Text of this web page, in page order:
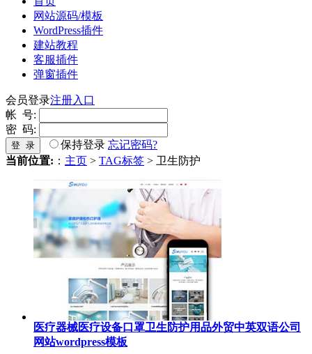
网站源码/模板
WordPress插件
建站教程
客服插件
弹窗插件
会员登录注册入口
帐 号:
密 码:
登 录 保持登录 忘记密码?
当前位置: ： 主页 > TAG标签 > 卫生防护
医疗器械医疗设备口罩卫生防护用品外贸中英双语公司
网站wordpress模板